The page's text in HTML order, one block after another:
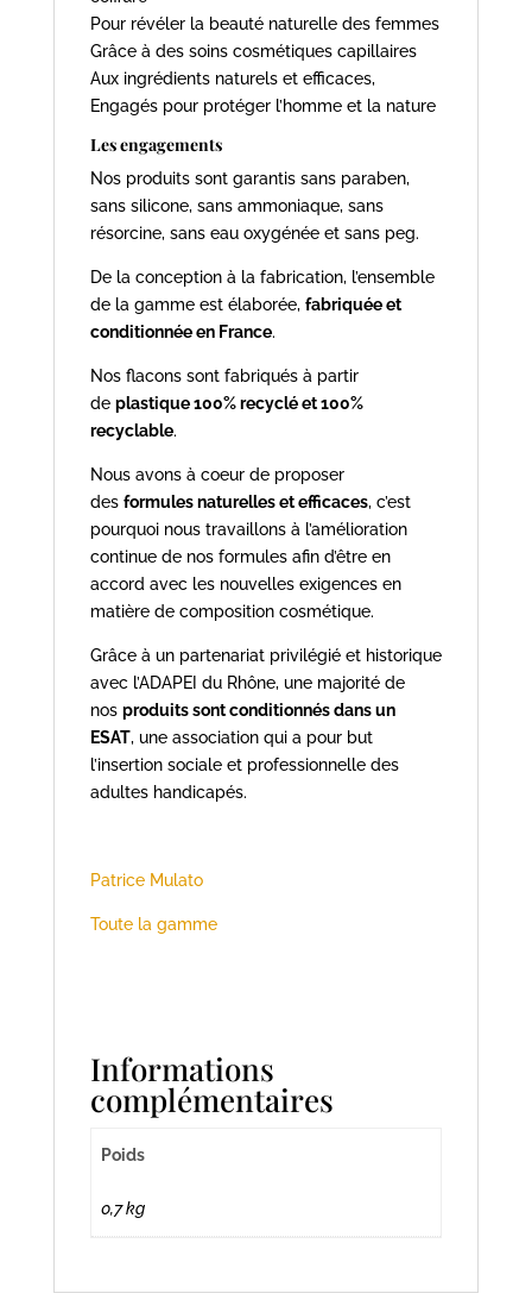
Pour révéler la beauté naturelle des femmes
Grâce à des soins cosmétiques capillaires
Aux ingrédients naturels et efficaces,
Engagés pour protéger l’homme et la nature
Les engagements
Nos produits sont garantis sans paraben,
sans silicone, sans ammoniaque, sans
résorcine, sans eau oxygénée et sans peg.
De la conception à la fabrication, l’ensemble
de la gamme est élaborée, fabriquée et
conditionnée en France.
Nos flacons sont fabriqués à partir
de plastique 100% recyclé et 100%
recyclable.
Nous avons à coeur de proposer
des formules naturelles et efficaces, c’est
pourquoi nous travaillons à l’amélioration
continue de nos formules afin d’être en
accord avec les nouvelles exigences en
matière de composition cosmétique.
Grâce à un partenariat privilégié et historique
avec l’ADAPEI du Rhône, une majorité de
nos produits sont conditionnés dans un
ESAT, une association qui a pour but
l’insertion sociale et professionnelle des
adultes handicapés.
Patrice Mulato
Toute la gamme
Informations
complémentaires
Poids
0,7 kg